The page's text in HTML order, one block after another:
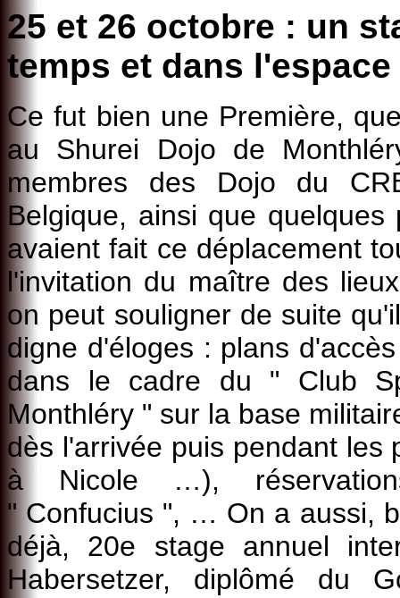
25 et 26 octobre : un
temps et dans l'espace
Ce fut bien une Première,
au Shurei Dojo de
membres des Dojo du
Belgique, ainsi que
avaient fait ce déplacement
l'invitation du maître des
on peut souligner de suite
digne d'éloges : plans
dans le cadre du " Club
Monthléry " sur la base
dès l'arrivée puis pendant les
à Nicole …),
" Confucius ", … On a aussi,
déjà, 20e stage annuel
Habersetzer, diplômé du